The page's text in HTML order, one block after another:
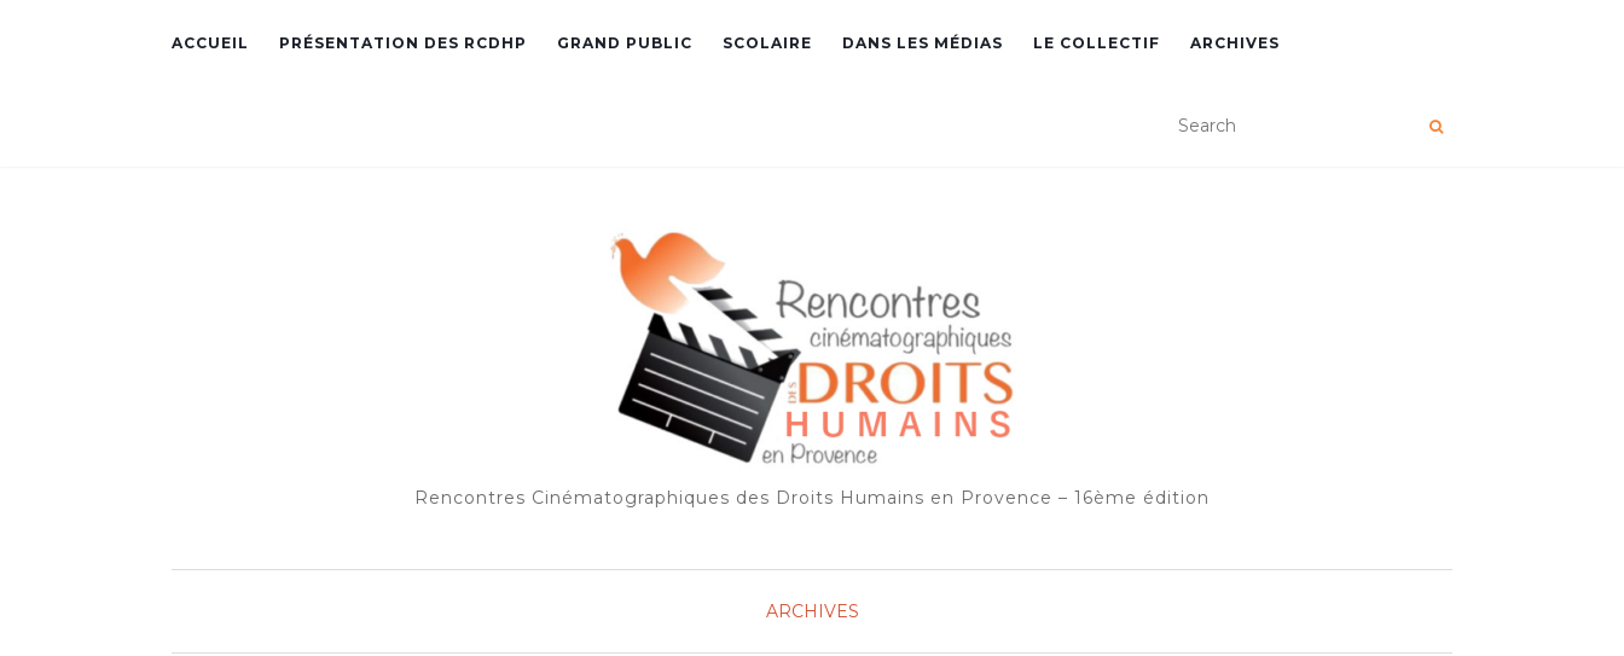
ACCUEIL PRÉSENTATION DES RCDHP GRAND PUBLIC SCOLAIRE DANS LES MÉDIAS LE COLLECTIF ARCHIVES
Rencontres Cinématographiques des Droits Humains en Provence – 16ème édition
ARCHIVES